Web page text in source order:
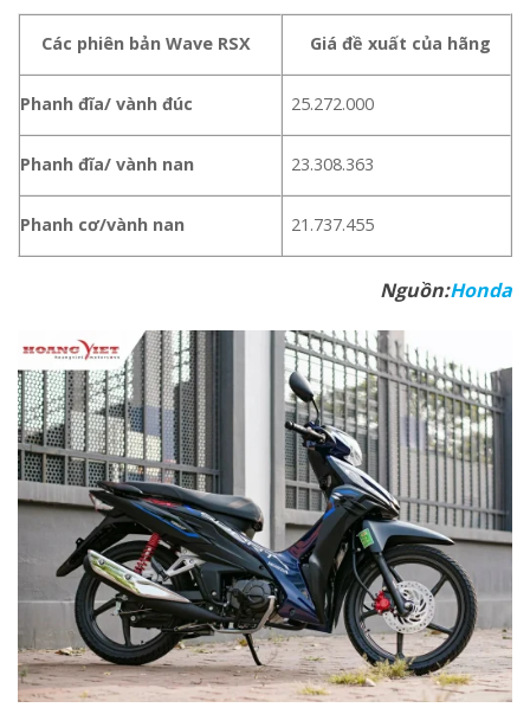
Các phiên bản Wave RSX Giá đề xuất của hãng
Phanh đĩa/ vành đúc 25.272.000
Phanh đĩa/ vành nan 23.308.363
Phanh cơ/vành nan 21.737.455
Nguồn:Honda